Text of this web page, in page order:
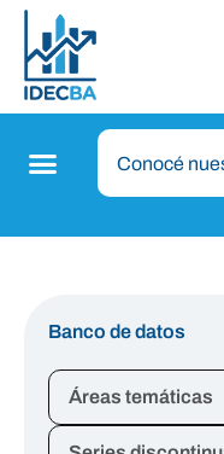
Banco de datos
Áreas temáticas